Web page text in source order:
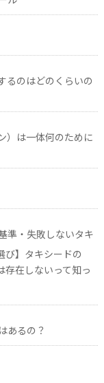
るのはどのくらいの
）は一体何のために
準・失敗しないタキ
び】タキシードの
在しないって知っ
あるの？